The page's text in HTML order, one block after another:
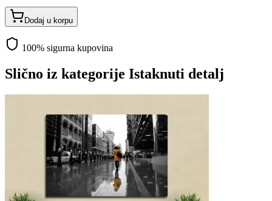
Dodaj u korpu
100% sigurna kupovina
Slično iz kategorije Istaknuti detalj